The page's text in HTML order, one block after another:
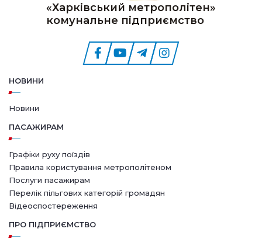
«Харківський метрополітен»
комунальне підприємство
НОВИНИ
Новини
ПАСАЖИРАМ
Графіки руху поїздів
Правила користування метрополітеном
Послуги пасажирам
Перелік пільгових категорій громадян
Відеоспостереження
ПРО ПІДПРИЄМСТВО